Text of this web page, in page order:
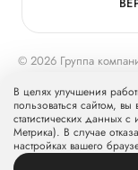
© 2026 Группа
Группу компаний
В целях улучшения
пользоваться сайтом,
статистических данных
Метрика). В случае
настройках вашего